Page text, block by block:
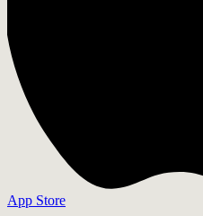
App Store